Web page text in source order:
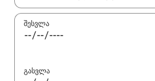
შესვლა
გასვლა